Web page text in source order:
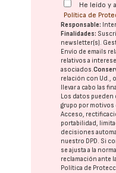
He leído y
Política de
Responsable:
Finalidades:
newsletter(s).
Envío de emails
relativos a
asociados.
relación con Ud.,
llevar a cabo las
Los datos pueden
grupo por motivos
Acceso,
portabilidad,
decisiones
nuestro DPD. Si
se ajusta a la
reclamación ante
Política de